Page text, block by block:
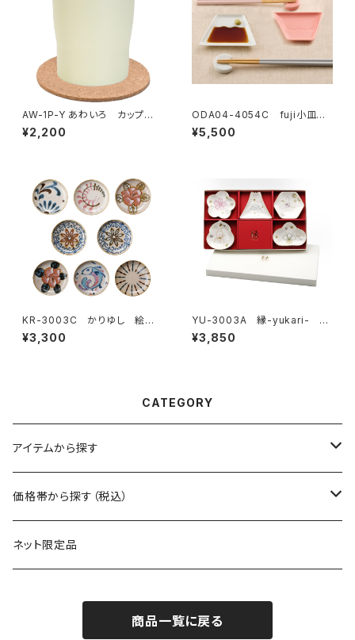
AW-1P-Y あわいろ カップ
鳥の子色
¥2,200
ODA04-4054C fuji小皿箸
置揃
¥5,500
KR-3003C かりゆし 絵変
わり小皿揃
¥3,300
YU-3003A 縁-yukari- 五
様小皿揃
¥3,850
CATEGORY
アイテムから探す
マグ
保冷缶ホルダー
価格帯から探す（税込）
～550円
ネット限定品
商品一覧に戻る